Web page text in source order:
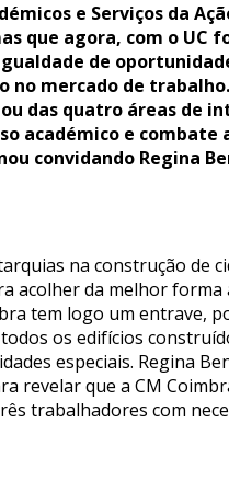
e Serviços da
que agora, com o UC
de
no mercado de
das quatro áreas de
académico e combate
convidando Regina
na construção de
acolher da melhor forma
tem logo um entrave,
os edifícios
especiais. Regina
revelar que a CM
trabalhadores com